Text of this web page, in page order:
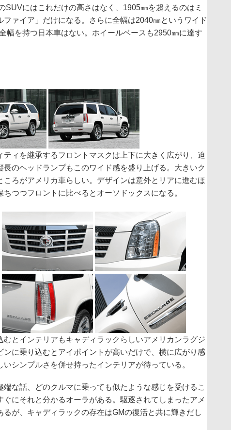
SUVにはこれだけの高さはなく、1905㎜を超えるのはミ
ァイア」だけになる。さらに全幅は2040㎜というワイド
幅を持つ日本車はない。ホイールベースも2950㎜に達す
ィを継承するフロントマスクは上下に大きく広がり、迫
のヘッドランプもこのワイド感を盛り上げる。大きいク
ころがアメリカ車らしい。デザインは意外とリアに進むほ
つつフロントに比べるとオーソドックスになる。
とインテリアもキャディラックらしいアメリカンラグジ
ンに乗り込むとアイポイントが高いだけで、横に広がり感
シンプルさを併せ持ったインテリアが待っている。
な話、どのクルマに乗っても似たような感じを受けるこ
にそれと分かるオーラがある。駆逐されてしまったアメ
るが、キャディラックの存在はGMの復活と共に輝きだし